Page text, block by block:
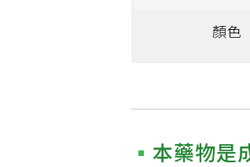
顏色
本藥物是